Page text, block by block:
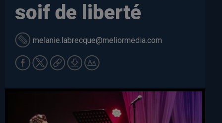
soif de liberté
melanie.labrecque@meliormedia.com